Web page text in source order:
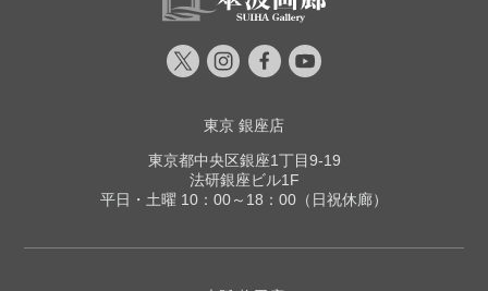
東京 銀座店
東京都中央区銀座1丁目9-19
法研銀座ビル1F
平日・土曜 10：00～18：00（日祝休廊）